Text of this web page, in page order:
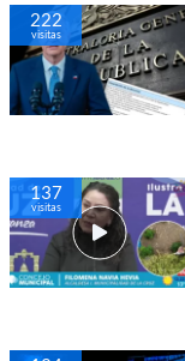
222
visitas
137
visitas